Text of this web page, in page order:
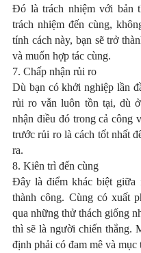
Đó là trách nhiệm với bản
trách nhiệm đến cùng,
tính cách này, bạn sẽ trở
và muốn hợp tác cùng.
7. Chấp nhận rủi ro
Dù bạn có khởi nghiệp lần
rủi ro vẫn luôn tồn tại, dù
nhận điều đó trong cả công
trước rủi ro là cách tốt nhất
ra.
8. Kiên trì đến cùng
Đây là điểm khác biệt giữa
thành công. Cùng có xuất
qua những thử thách giống
thì sẽ là người chiến thắng.
định phải có đam mê và mục